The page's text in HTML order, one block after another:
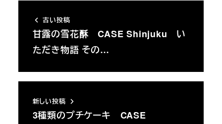
古い投稿
甘露の雪花酥 CASE Shinjuku い
ただき物語 その…
新しい投稿
3種類のプチケーキ CASE